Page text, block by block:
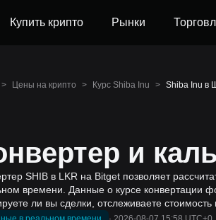
Купить крипто Рынки
> Цены на крипто > Курс Shiba Inu > Shiba Inu в
и
SHIB в LKR на Bitget позволяет
времени. Данные о курсе конвертации
ли вы сделки, отслеживаете